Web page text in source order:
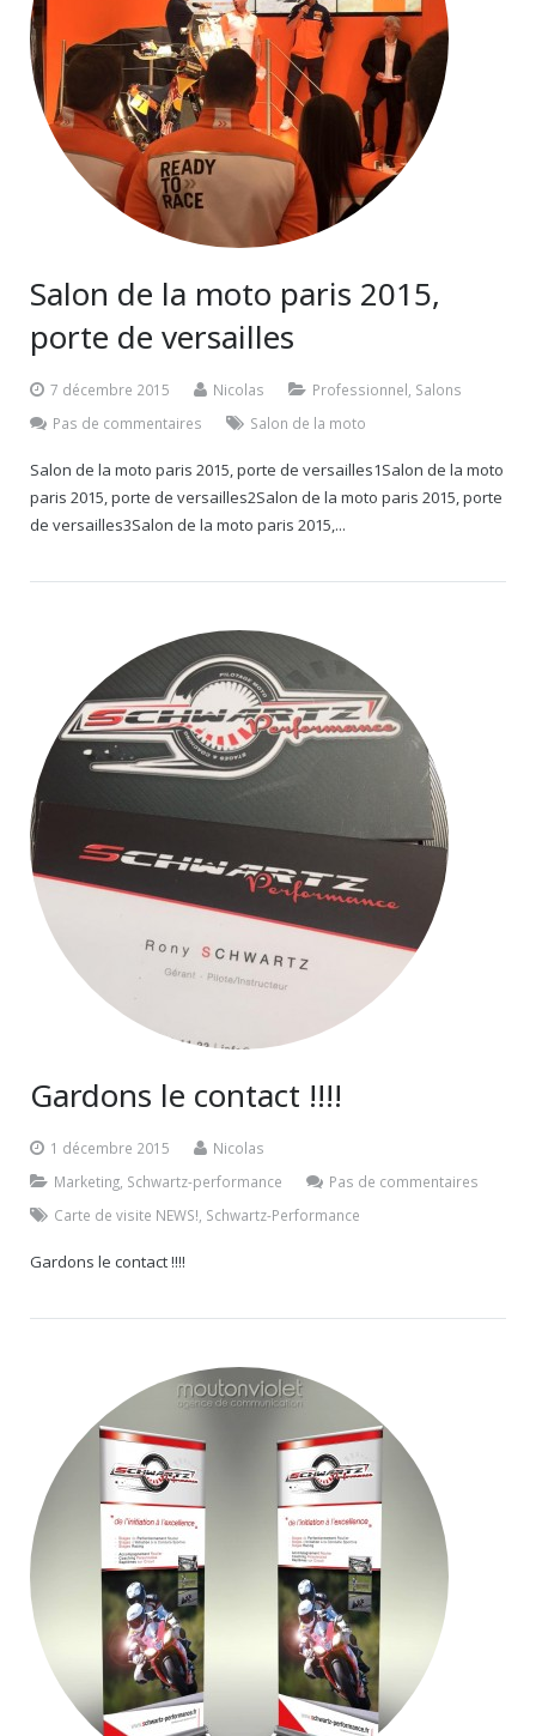
Salon de la moto paris 2015,
porte de versailles
7 décembre 2015 Nicolas Professionnel Salons
Pas de commentaires
Salon de la moto
Salon de la moto paris 2015, porte de versailles1Salon de la moto
paris 2015, porte de versailles2Salon de la moto paris 2015, porte
de versailles3Salon de la moto paris 2015,...
Gardons le contact !!!!
1 décembre 2015
Nicolas
Marketing Schwartz-performance
Pas de commentaires
Carte de visite NEWS! Schwartz-Performance
Gardons le contact !!!!